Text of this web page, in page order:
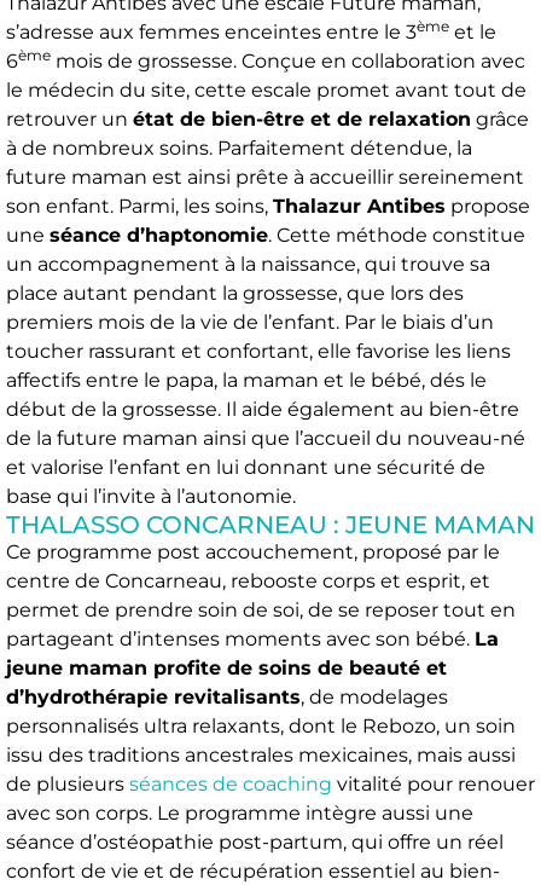
s’adresse aux femmes enceintes entre le 3ème et le
6ème mois de grossesse. Conçue en collaboration avec
le médecin du site, cette escale promet avant tout de
retrouver un état de bien-être et de relaxation grâce
à de nombreux soins. Parfaitement détendue, la
future maman est ainsi prête à accueillir sereinement
son enfant. Parmi, les soins, Thalazur Antibes propose
une séance d’haptonomie. Cette méthode constitue
un accompagnement à la naissance, qui trouve sa
place autant pendant la grossesse, que lors des
premiers mois de la vie de l’enfant. Par le biais d’un
toucher rassurant et confortant, elle favorise les liens
affectifs entre le papa, la maman et le bébé, dés le
début de la grossesse. Il aide également au bien-être
de la future maman ainsi que l’accueil du nouveau-né
et valorise l’enfant en lui donnant une sécurité de
base qui l’invite à l’autonomie.
THALASSO CONCARNEAU : JEUNE MAMAN
Ce programme post accouchement, proposé par le
centre de Concarneau, rebooste corps et esprit, et
permet de prendre soin de soi, de se reposer tout en
partageant d’intenses moments avec son bébé. La
jeune maman profite de soins de beauté et
d’hydrothérapie revitalisants, de modelages
personnalisés ultra relaxants, dont le Rebozo, un soin
issu des traditions ancestrales mexicaines, mais aussi
de plusieurs séances de coaching vitalité pour renouer
avec son corps. Le programme intègre aussi une
séance d’ostéopathie post-partum, qui offre un réel
confort de vie et de récupération essentiel au bien-